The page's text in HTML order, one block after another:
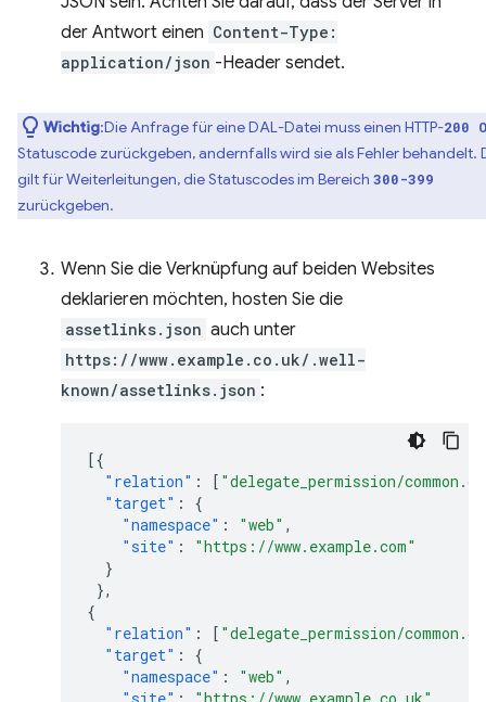
der Antwort einen Content-Type:
application/json -Header sendet.
Wichtig:Die Anfrage für eine DAL-Datei muss einen HTTP-200
Statuscode zurückgeben, andernfalls wird sie als Fehler behandelt.
gilt für Weiterleitungen, die Statuscodes im Bereich 300-399
zurückgeben.
Wenn Sie die Verknüpfung auf beiden Websites
deklarieren möchten, hosten Sie die
assetlinks.json auch unter
https://www.example.co.uk/.well-
known/assetlinks.json :
[{
"relation" : [ "delegate_permission/
"target" :
{
"namespace" : "web" ,
"site" :
"https://www.example.com"
}
},
{
"relation" : [ "delegate_permission/
"target" :
{
"namespace" : "web" ,